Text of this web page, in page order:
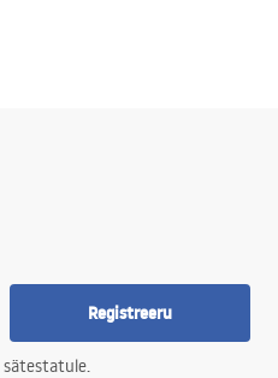
Registreeru
sätestatule.